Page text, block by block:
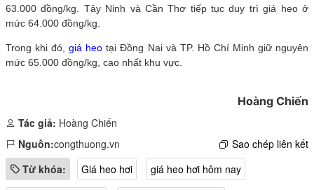
63.000 đồng/kg. Tây Ninh và Cần Thơ tiếp tục duy trì giá heo ở
mức 64.000 đồng/kg.
Trong khi đó,giá heo tại Đồng Nai và TP. Hồ Chí Minh giữ nguyên
mức 65.000 đồng/kg, cao nhất khu vực.
Hoàng Chiến
Tác giả: Hoàng Chiến
Nguồn:congthuong.vn
Sao chép liên kết
Từ khóa:
Giá heo hơi giá heo hơi hôm nay